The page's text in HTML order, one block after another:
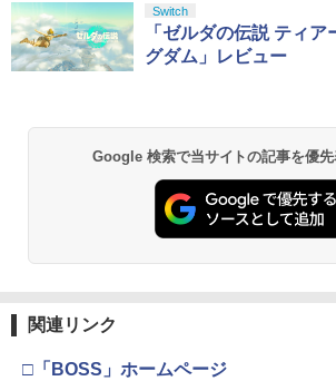
Switch
「ゼルダの伝説 ティ
グダム」レビュー
Google 検索で当サイトの記事を優
関連リンク
□「BOSS」ホームページ